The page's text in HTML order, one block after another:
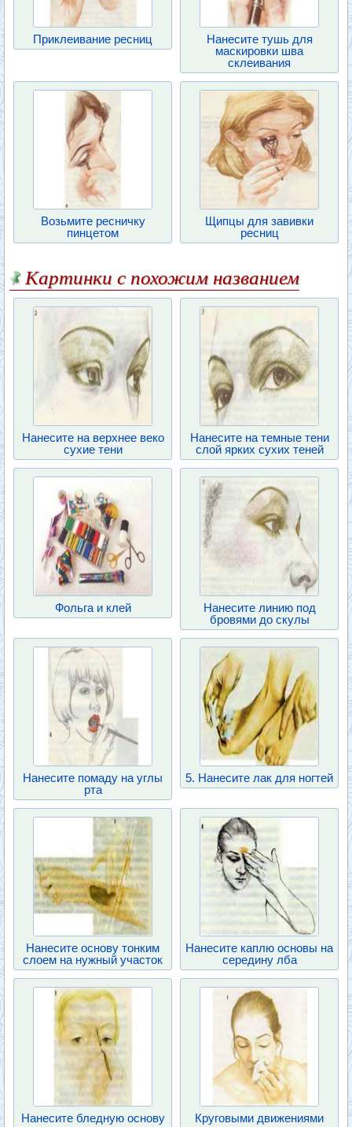
Приклеивание ресниц
Нанесите тушь для
маскировки шва
склеивания
Возьмите ресничку
пинцетом
Щипцы для завивки
ресниц
Картинки с похожим названием
Нанесите на верхнее веко
сухие тени
Нанесите на темные тени
слой ярких сухих теней
Фольга и клей
Нанесите линию под
бровями до скулы
Нанесите помаду на углы
рта
5. Нанесите лак для ногтей
Нанесите основу тонким
слоем на нужный участок
Нанесите каплю основы на
середину лба
Нанесите бледную основу
Круговыми движениями